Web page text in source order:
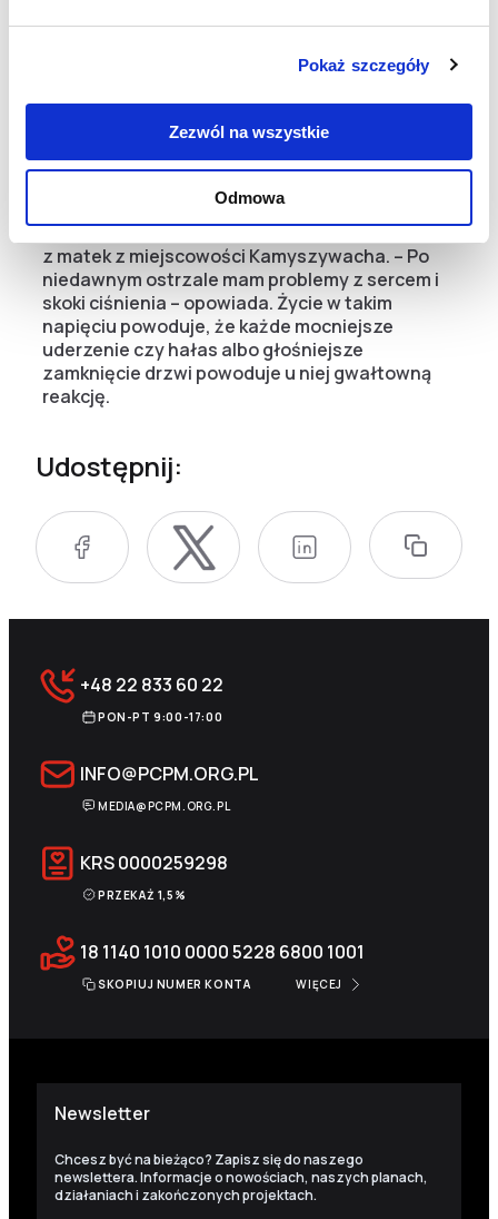
Pokaż szczegóły
Zezwól na wszystkie
Odmowa
Ciągłe wystawienie na stres ma mocne
psychiczne. Spora część ludzi z tego powodu
zaczyna mieć problemy z sercem, ciśnieniem,
bezsennością.
O takich problemach wspomniała również jedna
z matek z miejscowości Kamyszywacha. – Po
niedawnym ostrzale mam problemy z sercem i
skoki ciśnienia – opowiada. Życie w takim
napięciu powoduje, że każde mocniejsze
uderzenie czy hałas albo głośniejsze
zamknięcie drzwi powoduje u niej gwałtowną
reakcję.
Udostępnij:
+48 22 833 60 22
PON-PT 9:00-17:00
INFO@PCPM.ORG.PL
MEDIA@PCPM.ORG.PL
KRS0000259298
PRZEKAŻ 1,5%
18 1140 1010 0000 5228 6800 1001
SKOPIUJ NUMER KONTA WIĘCEJ
Newsletter
Chcesz być na bieżąco? Zapisz się do naszego
newslettera. Informacje o nowościach, naszych planach,
działaniach i zakończonych projektach.